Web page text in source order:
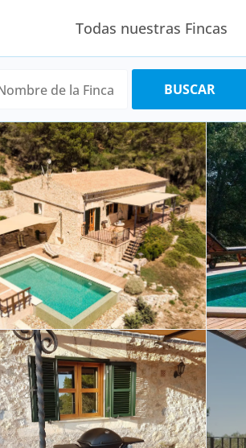
Todas nuestras Fincas